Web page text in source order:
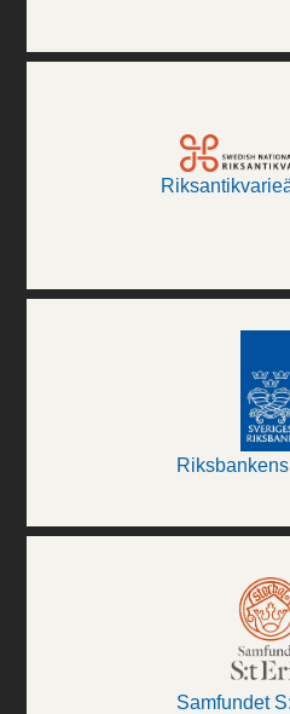
Samfundet